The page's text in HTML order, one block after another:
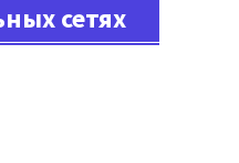
сетях